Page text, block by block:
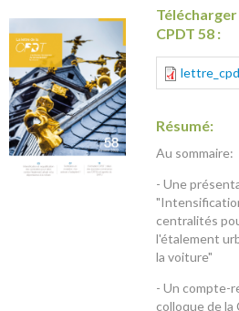
CPDT 58 :
Résumé:
Au sommaire:
- Une
centralités
l'étalement
la voiture"
- Un compte-
colloque de la